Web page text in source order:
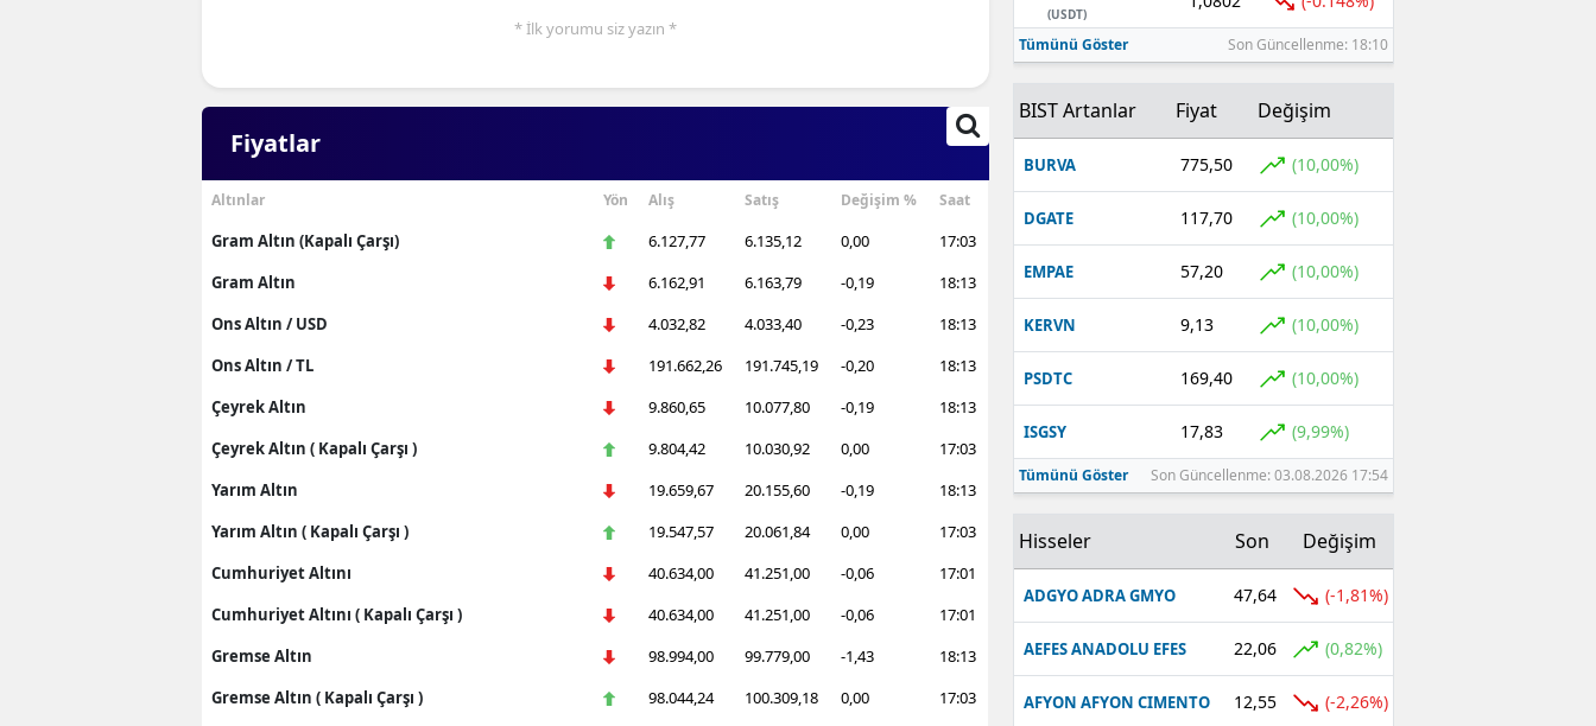
* İlk yorumu siz yazın *
Fiyatlar
Altınlar Yön Alış Satış Değişim % Saat
Gram Altın (Kapalı Çarşı) 6.127,77 6.135,12 0,00
17:03
Gram Altın
6.162,91 6.163,79 -0,19
18:13
Ons Altın / USD
4.032,82 4.033,40 -0,23
18:13
Ons Altın / TL
191.662,26 191.745,19 -0,20
18:13
Çeyrek Altın
9.860,65 10.077,80 -0,19
18:13
Çeyrek Altın ( Kapalı Çarşı )
9.804,42 10.030,92 0,00
17:03
Yarım Altın
19.659,67 20.155,60 -0,19
18:13
Yarım Altın ( Kapalı Çarşı )
19.547,57 20.061,84 0,00
17:03
Cumhuriyet Altını
40.634,00 41.251,00 -0,06
17:01
Cumhuriyet Altını ( Kapalı Çarşı )
40.634,00 41.251,00 -0,06
17:01
Gremse Altın
98.994,00 99.779,00 -1,43
18:13
Gremse Altın ( Kapalı Çarşı )
98.044,24 100.309,18 0,00
17:03
(USDT)
Tümünü Göster Son Güncellenme: 18:10
BIST Artanlar Fiyat Değişim
BURVA 775,50 (10,00%)
DGATE 117,70 (10,00%)
EMPAE 57,20 (10,00%)
KERVN 9,13 (10,00%)
PSDTC 169,40 (10,00%)
ISGSY 17,83 (9,99%)
Tümünü Göster Son Güncellenme: 03.08.2026 17:54
Hisseler Son Değişim
ADGYO ADRA GMYO 47,64 (-1,81%)
AEFES ANADOLU EFES 22,06 (0,82%)
AFYON AFYON CIMENTO 12,55 (-2,26%)